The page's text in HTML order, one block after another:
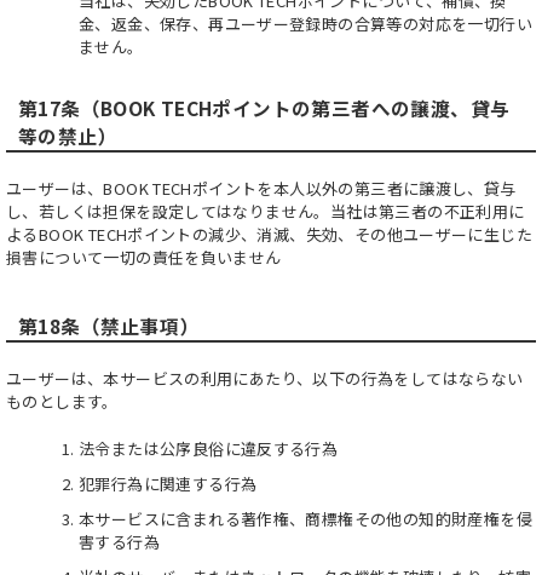
金、返金、保存、再ユーザー登録時の合算等の対応を一切行い
ません。
第17条（BOOK TECHポイントの第三者への譲渡、貸与
等の禁止）
ユーザーは、BOOK TECHポイントを本人以外の第三者に譲渡し、貸与
し、若しくは担保を設定してはなりません。当社は第三者の不正利用に
よるBOOK TECHポイントの減少、消滅、失効、その他ユーザーに生じた
損害について一切の責任を負いません
第18条（禁止事項）
ユーザーは、本サービスの利用にあたり、以下の行為をしてはならない
ものとします。
法令または公序良俗に違反する行為
犯罪行為に関連する行為
本サービスに含まれる著作権、商標権その他の知的財産権を侵
害する行為